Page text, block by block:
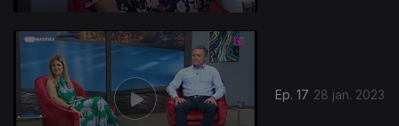
Ep. 17 28 jan. 2023